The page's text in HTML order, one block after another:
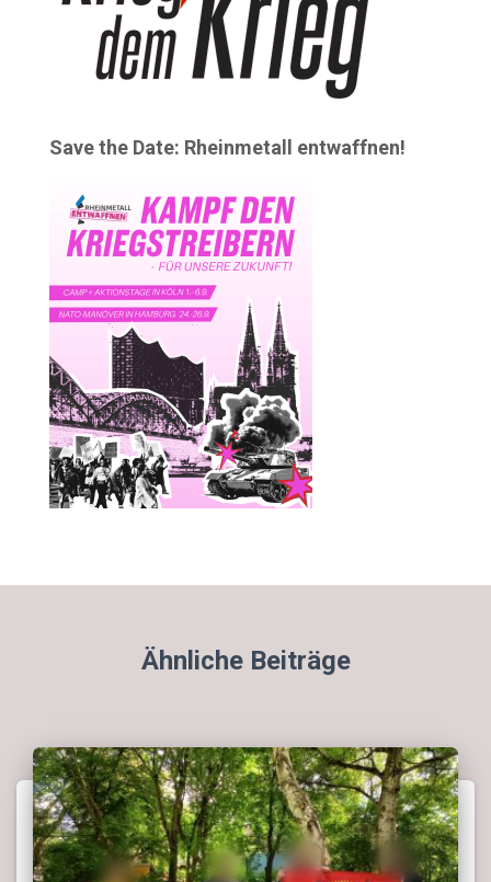
Save the Date: Rheinmetall entwaffnen!
Ähnliche Beiträge